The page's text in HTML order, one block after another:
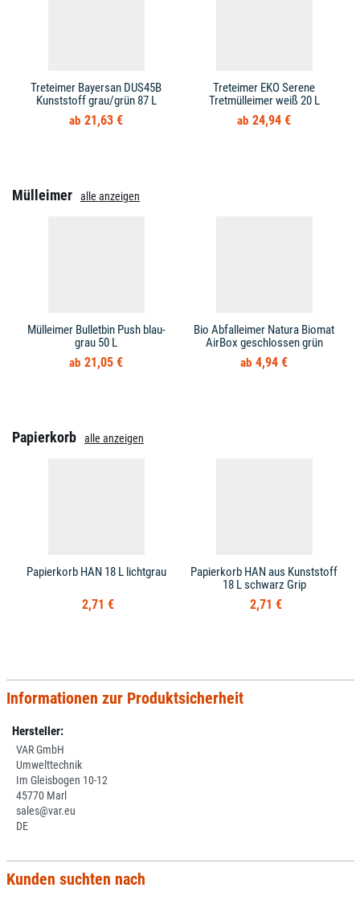
Treteimer Bayersan DUS45B
Kunststoff grau/grün 87 L
21,63 €
Treteimer EKO Serene
Tretmülleimer weiß 20 L
24,94 €
Mülleimer alle anzeigen
Mülleimer Bulletbin Push blau-
grau 50 L
21,05 €
Bio Abfalleimer Natura Biomat
AirBox geschlossen grün
4,94 €
Papierkorb alle anzeigen
Papierkorb HAN 18 L lichtgrau
2,71 €
Papierkorb HAN aus Kunststoff
18 L schwarz Grip
2,71 €
Informationen zur Produktsicherheit
Hersteller:
VAR GmbH
Umwelttechnik
Im Gleisbogen 10-12
45770 Marl
sales@var.eu
DE
Kunden suchten nach